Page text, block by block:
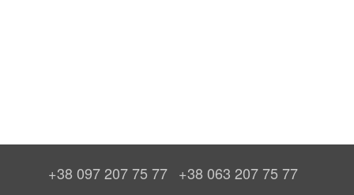
+38 097 207 75 77 +38 063 207 75 77